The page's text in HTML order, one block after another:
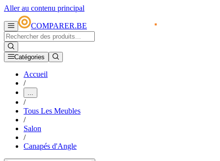
Aller au contenu principal
COMPARER.BE
Catégories
Accueil
/
...
/
Tous Les Meubles
/
Salon
/
Canapés d'Angle